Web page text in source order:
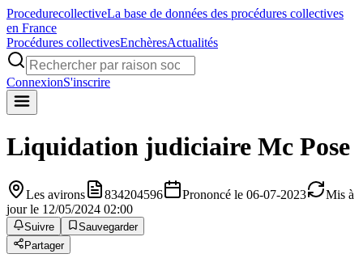
ProcedurecollectiveLa base de données des procédures collectives
en France
Procédures collectivesEnchèresActualités
ConnexionS'inscrire
Liquidation judiciaire Mc Pose
Les avirons 834204596 Prononcé le 06-07-2023
Mis à
jour le 12/05/2024 02:00
Suivre
Sauvegarder
Partager